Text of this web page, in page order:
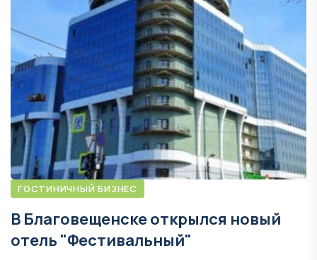
ГОСТИНИЧНЫЙ БИЗНЕС
В Благовещенске открылся новый
отель "Фестивальный"